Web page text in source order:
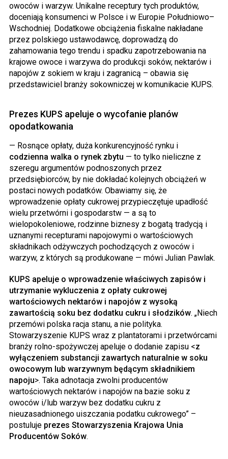
owoców i warzyw. Unikalne receptury tych produktów,
doceniają konsumenci w Polsce i w Europie Południowo–
Wschodniej. Dodatkowe obciążenia fiskalne nakładane
przez polskiego ustawodawcę, doprowadzą do
zahamowania tego trendu i spadku zapotrzebowania na
krajowe owoce i warzywa do produkcji soków, nektarów i
napojów z sokiem w kraju i zagranicą – obawia się
przedstawiciel branży sokowniczej w komunikacie KUPS.
Prezes KUPS apeluje o wycofanie planów
opodatkowania
— Rosnące opłaty, duża konkurencyjność rynku i
codzienna walka o rynek zbytu — to tylko nieliczne z
szeregu argumentów podnoszonych przez
przedsiębiorców, by nie dokładać kolejnych obciążeń w
postaci nowych podatków. Obawiamy się, że
wprowadzenie opłaty cukrowej przypieczętuje upadłość
wielu przetwórni i gospodarstw — a są to
wielopokoleniowe, rodzinne biznesy z bogatą tradycją i
uznanymi recepturami napojowymi o wartościowych
składnikach odżywczych pochodzących z owoców i
warzyw, z których są produkowane — mówi Julian Pawlak.
KUPS apeluje o wprowadzenie właściwych zapisów i
utrzymanie wykluczenia z opłaty cukrowej
wartościowych nektarów i napojów z wysoką
zawartością soku bez dodatku cukru i słodzików. „Niech
przemówi polska racja stanu, a nie polityka.
Stowarzyszenie KUPS wraz z plantatorami i przetwórcami
branży rolno-spożywczej apeluje o dodanie zapisu <z
wyłączeniem substancji zawartych naturalnie w soku
owocowym lub warzywnym będącym składnikiem
napoju>. Taka adnotacja zwolni producentów
wartościowych nektarów i napojów na bazie soku z
owoców i/lub warzyw bez dodatku cukru z
nieuzasadnionego uiszczania podatku cukrowego” –
postuluje prezes Stowarzyszenia Krajowa Unia
Producentów Soków.